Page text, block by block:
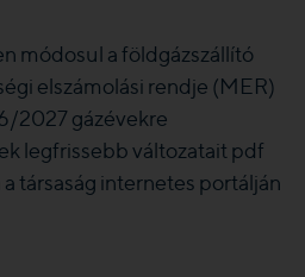
módosul a földgázszállító
elszámolási rendje (MER)
2027 gázévekre
legfrissebb változatait pdf
társaság internetes portálján